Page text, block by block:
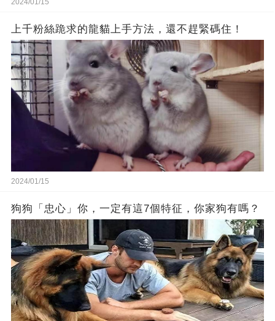
2024/01/15
上千粉絲跪求的龍貓上手方法，還不趕緊碼住！
2024/01/15
狗狗「忠心」你，一定有這7個特征，你家狗有嗎？